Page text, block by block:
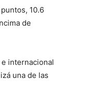
10.6
de
internacional
una de las